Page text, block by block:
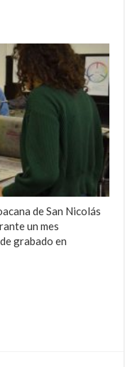
de San Nicolás
un mes
grabado en